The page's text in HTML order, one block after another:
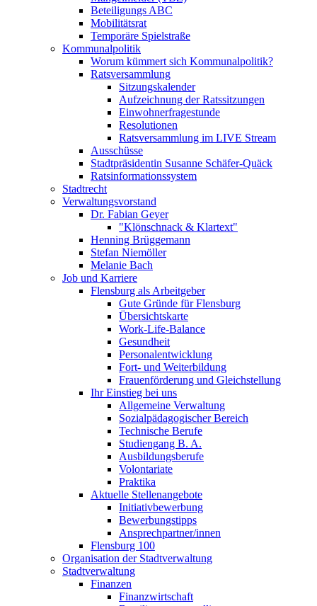
Beteiligungs ABC
Mobilitätsrat
Temporäre Spielstraße
Kommunalpolitik
Worum kümmert sich Kommunalpolitik?
Ratsversammlung
Sitzungskalender
Aufzeichnung der Ratssitzungen
Einwohnerfragestunde
Resolutionen
Ratsversammlung im LIVE Stream
Ausschüsse
Stadtpräsidentin Susanne Schäfer-Quäck
Ratsinformationssystem
Stadtrecht
Verwaltungsvorstand
Dr. Fabian Geyer
"Klönschnack & Klartext"
Henning Brüggemann
Stefan Niemöller
Melanie Bach
Job und Karriere
Flensburg als Arbeitgeber
Gute Gründe für Flensburg
Übersichtskarte
Work-Life-Balance
Gesundheit
Personalentwicklung
Fort- und Weiterbildung
Frauenförderung und Gleichstellung
Ihr Einstieg bei uns
Allgemeine Verwaltung
Sozialpädagogischer Bereich
Technische Berufe
Studiengang B. A.
Ausbildungsberufe
Volontariate
Praktika
Aktuelle Stellenangebote
Initiativbewerbung
Bewerbungstipps
Ansprechpartner/innen
Flensburg 100
Organisation der Stadtverwaltung
Stadtverwaltung
Finanzen
Finanzwirtschaft